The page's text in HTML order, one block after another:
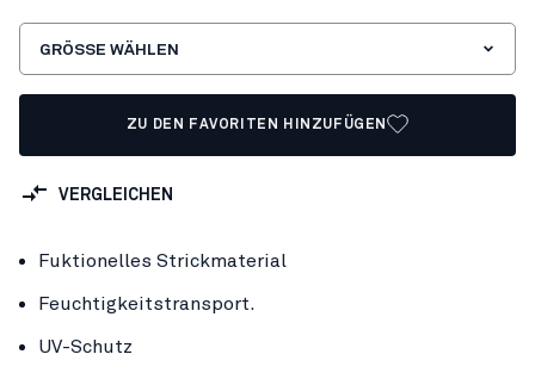
GRÖSSE WÄHLEN
ZU DEN FAVORITEN HINZUFÜGEN
VERGLEICHEN
Fuktionelles Strickmaterial
Feuchtigkeitstransport.
UV-Schutz